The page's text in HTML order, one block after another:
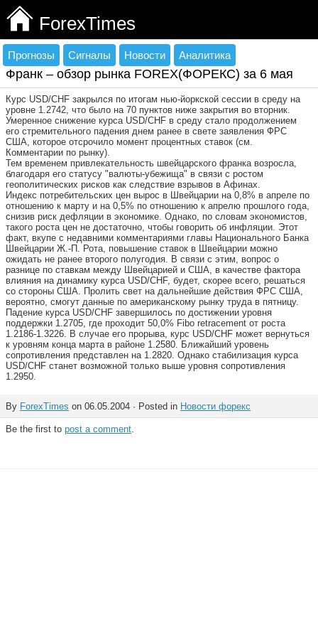
ForexTimes
Прогнозы Сигналы Новости Аналитика
Франк – обзор рынка FOREX(ФОРЕКС) за 6 мая
Курс USD/CHF закрылся по итогам нью-йоркской сессии в среду на
уровне 1.2742, что было на 70 пунктов ниже закрытия во вторник.
Умеренное снижение курса USD/CHF в среду стало продолжением
его стремительного падения днем ранее в свете заявления ФРС
США, которое отсрочило момент процентных ставок (см.
Комментарии по рынку).
Тем временем привлекательность швейцарского франка возросла,
благодаря его статусу "валюты-убежища" в связи с ростом
геополитических рисков как следствие взрывов в Афинах.
Индекс потребительских цен вырос в Швейцарии на 0,8% в апреле по
отношению к марту и на 0,5% по отношению к апрелю прошлого года,
снизив риск дефляции в экономике. Однако, по словам экономистов,
такого роста цен не достаточно, чтобы говорить об инфляции. Этот
факт, вкупе с недавними комментариями главы Национального Банка
Швейцарии Ж.-П. Рота, повышение ставок в Швейцарии можно
ожидать не ранее второго полугодия. В связи с этим, вопрос о
разнице по ставкам между Швейцарией и США, в качестве фактора
влияния на динамику курса USD/CHF, будет, скорее всего, решаться
со стороны США. Пролить свет на дальнейшие действия ФРС США,
вероятно, смогут данные по американскому рынку труда в пятницу.
Падение курса USD/CHF завершилось по достижении уровня
поддержки 1.2705, где проходит 50,0% Fibo retracement от роста
1.2186-1.3226. В случае его прорыва, курс USD/CHF может вернуться
к уровням конца марта в районе 1.2580. Ближайший уровень
сопротивления представлен на 1.2820. Однако стабилизация курса
USD/CHF станет возможной только выше уровня сопротивления
1.2950.
By ForexTimes on 06.05.2004 · Posted in Новости форекс
Be the first to post a comment.